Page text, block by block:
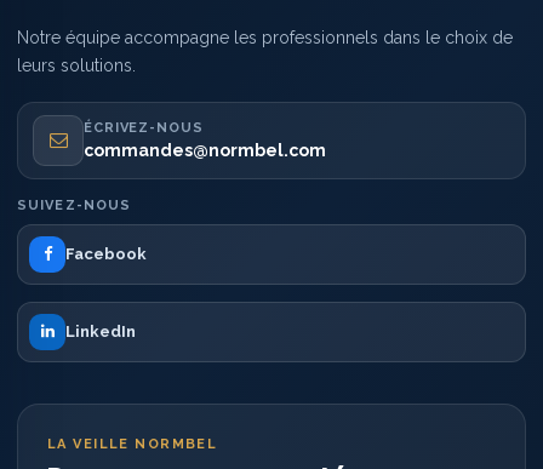
Notre équipe accompagne les professionnels dans le choix de
leurs solutions.
ÉCRIVEZ-NOUS
commandes@normbel.com
SUIVEZ-NOUS
Facebook
LinkedIn
LA VEILLE NORMBEL